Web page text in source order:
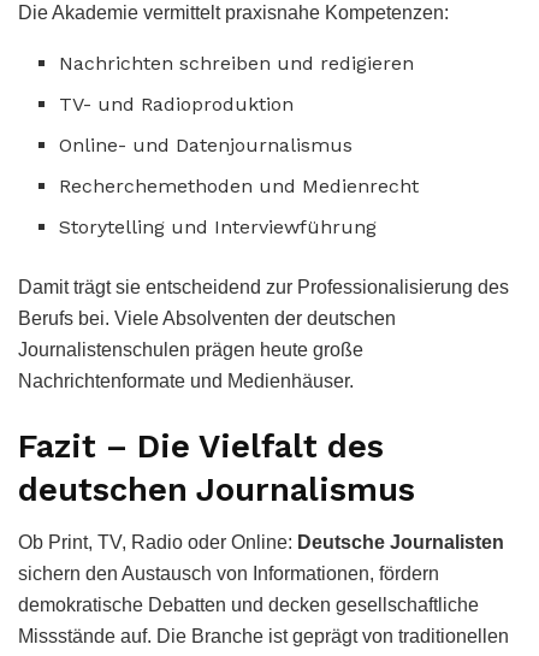
Die Akademie vermittelt praxisnahe Kompetenzen:
Nachrichten schreiben und redigieren
TV- und Radioproduktion
Online- und Datenjournalismus
Recherchemethoden und Medienrecht
Storytelling und Interviewführung
Damit trägt sie entscheidend zur Professionalisierung des
Berufs bei. Viele Absolventen der deutschen
Journalistenschulen prägen heute große
Nachrichtenformate und Medienhäuser.
Fazit – Die Vielfalt des
deutschen Journalismus
Ob Print, TV, Radio oder Online: Deutsche Journalisten
sichern den Austausch von Informationen, fördern
demokratische Debatten und decken gesellschaftliche
Missstände auf. Die Branche ist geprägt von traditionellen